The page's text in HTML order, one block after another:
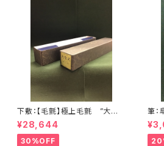
下敷：【毛氈】極上毛氈 ”大聖
武” 2500×900mm (2尺×8尺
判) 紺３ミリ <商品番号136
8>
¥28,644
30%OFF
筆
>